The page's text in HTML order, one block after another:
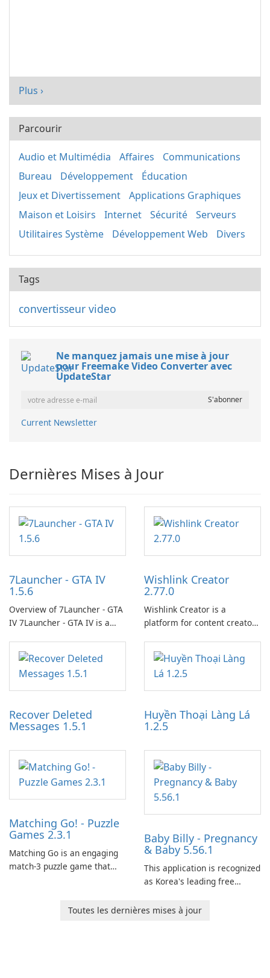
Plus ›
Parcourir
Audio et Multimédia Affaires
Communications
Bureau
Développement
Éducation
Jeux et Divertissement
Applications Graphiques
Maison et Loisirs
Internet Sécurité
Serveurs
Utilitaires Système
Développement Web Divers
Tags
convertisseur video
Ne manquez jamais une mise à jour
pour Freemake Video Converter avec
UpdateStar
Current Newsletter
Dernières Mises à Jour
7Launcher - GTA IV
1.5.6
Overview of 7Launcher - GTA
IV 7Launcher - GTA IV is a
application designed to
optimize the gaming
experience for Grand Theft
Auto IV.
Wishlink Creator
2.77.0
Wishlink Creator is a
platform for content creators
work through built-in brand
partnerships and integrated
tools for content distribution
and audience engagement.
Recover Deleted
Messages 1.5.1
Huyền Thoại Làng Lá
1.2.5
Matching Go! - Puzzle
Games 2.3.1
Matching Go is an engaging
match-3 puzzle game that
Ollie, on an adventurous
Baby Billy - Pregnancy
& Baby 5.56.1
This application is recognized
as Korea's leading free
baby tracking, offering
Toutes les dernières mises à jour